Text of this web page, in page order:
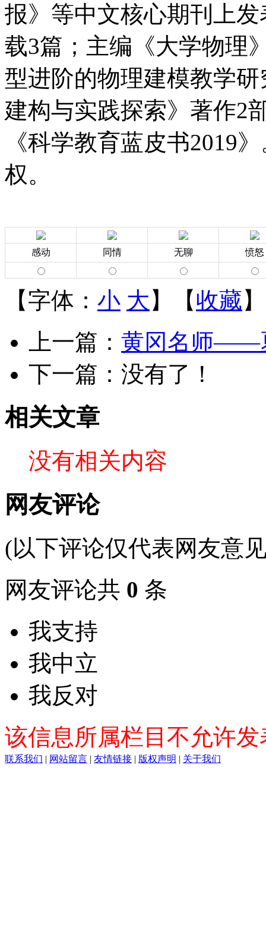
报》等中文核心期刊上
载3篇；主编《大学物理
型进阶的物理建模教学
建构与实践探索》著作2
《科学教育蓝皮书2019
权。
感动 同情 无聊 愤怒
【字体： 小 大 】【收藏
上一篇： 黄冈名师——
下一篇：没有了！
相关文章
没有相关内容
网友评论
(以下评论仅代表网友意
网友评论共 0 条
我支持
我中立
我反对
该信息所属栏目不允许
联系我们 | 网站留言 | 友情链接 | 版权声明 | 关于我们